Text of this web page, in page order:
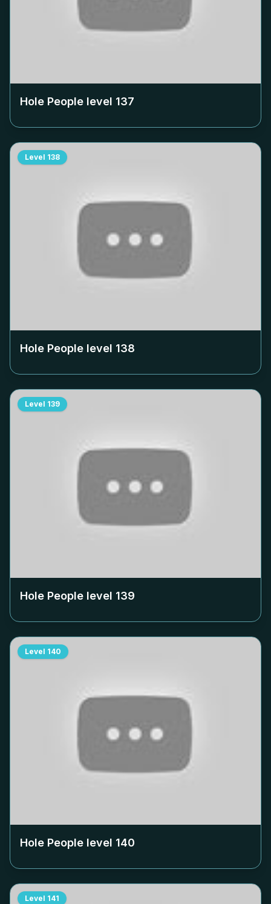
Hole People level 137
Level 138
Hole People level 138
Level 139
Hole People level 139
Level 140
Hole People level 140
Level 141